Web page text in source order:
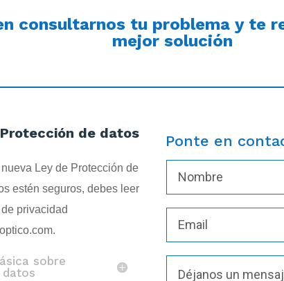
consultarnos tu problema y te
mejor solución
de datos
Ley de Protección de
estén seguros, debes leer
privacidad
sobre
Ponte en